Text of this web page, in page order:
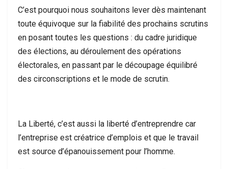
C’est pourquoi nous souhaitons lever dès maintenant
toute équivoque sur la fiabilité des prochains scrutins
en posant toutes les questions : du cadre juridique
des élections, au déroulement des opérations
électorales, en passant par le découpage équilibré
des circonscriptions et le mode de scrutin.
La Liberté, c’est aussi la liberté d’entreprendre car
l’entreprise est créatrice d’emplois et que le travail
est source d’épanouissement pour l’homme.